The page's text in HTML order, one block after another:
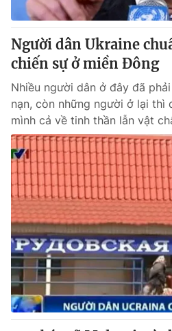
® Cấm sao chép dưới mọi hình
thuận bằng văn bản. Ghi rõ nguồn
thông tin từ website này.
Người dân Ukraine
chiến sự ở miền Đông
Nhiều người dân ở đây đã
nạn, còn những người ở lại thì
mình cả về tinh thần lẫn vật